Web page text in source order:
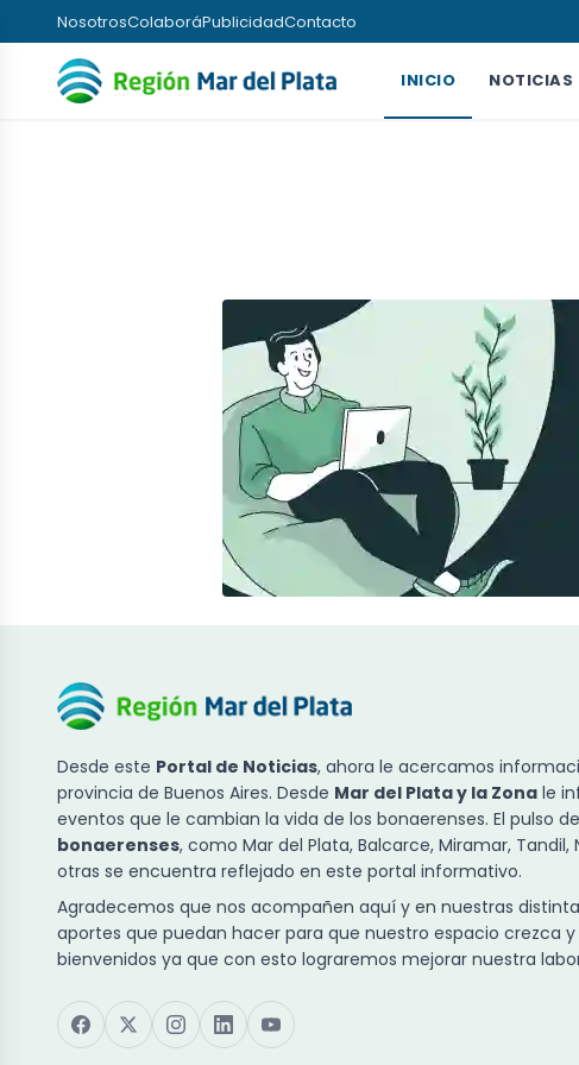
NosotrosColaboráPublicidadContacto
INICIO NOTICIAS
Desde este Portal de Noticias, ahora le acercamos
provincia de Buenos Aires. Desde Mar del Plata y la Zona le
eventos que le cambian la vida de los bonaerenses. El pulso de
bonaerenses, como Mar del Plata, Balcarce, Miramar,
otras se encuentra reflejado en este portal informativo.
Agradecemos que nos acompañen aquí y en nuestras
aportes que puedan hacer para que nuestro espacio crezca
bienvenidos ya que con esto lograremos mejorar nuestra